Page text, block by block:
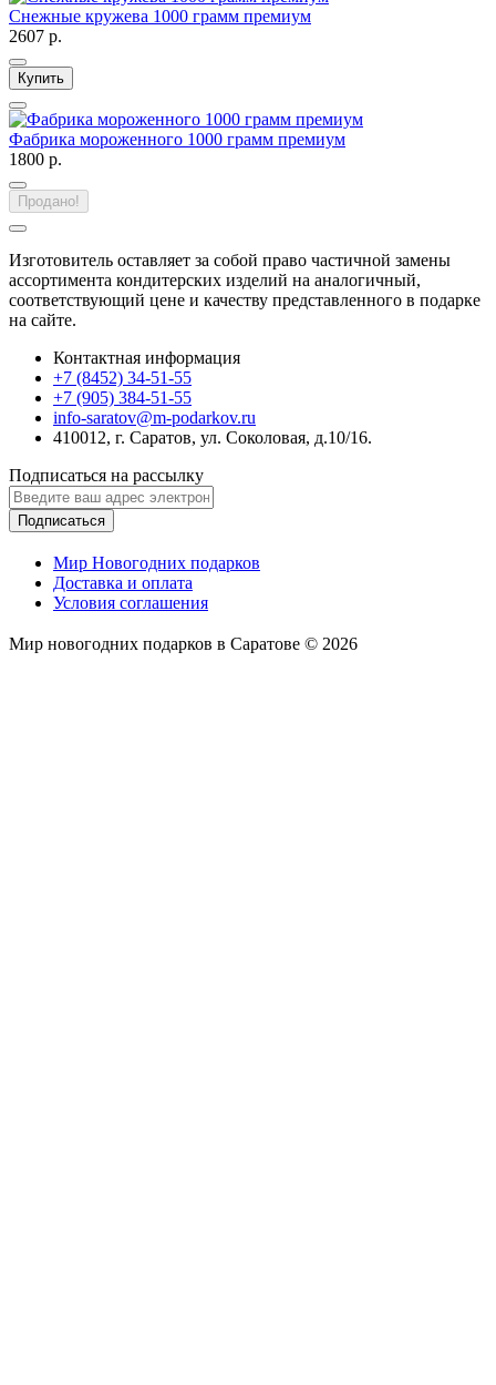
Снежные кружева 1000 грамм премиум
2607 р.
Купить
Фабрика мороженного 1000 грамм премиум
1800 р.
Продано!
Изготовитель оставляет за собой право частичной замены
ассортимента кондитерских изделий на аналогичный,
соответствующий цене и качеству представленного в подарке
на сайте.
Контактная информация
+7 (8452) 34-51-55
+7 (905) 384-51-55
info-saratov@m-podarkov.ru
410012, г. Саратов, ул. Соколовая, д.10/16.
Подписаться на рассылку
Подписаться
Мир Новогодних подарков
Доставка и оплата
Условия соглашения
Мир новогодних подарков в Саратове © 2026